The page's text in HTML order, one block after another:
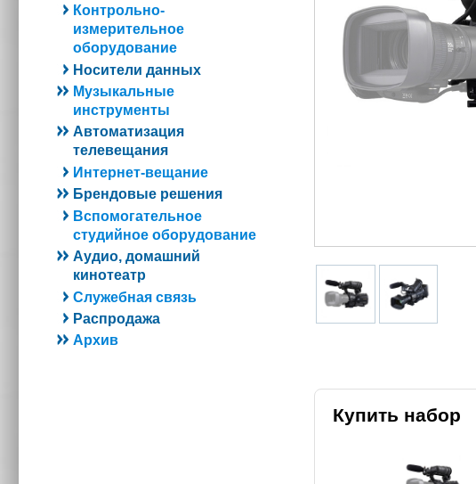
Контрольно-
измерительное
оборудование
Носители данных
Музыкальные
инструменты
Автоматизация
телевещания
Интернет-вещание
Брендовые решения
Вспомогательное
студийное оборудование
Аудио, домашний
кинотеатр
Служебная связь
Распродажа
Архив
Купить набор